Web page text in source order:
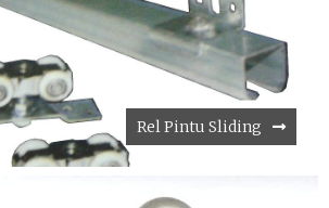
Rel Pintu Sliding